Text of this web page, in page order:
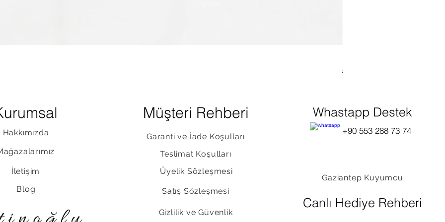
Normal Fiyat
₺15.000,00
Hakkımızda
İletişim
Blog
Müşteri Rehberi
Garanti ve İade Koşulları
Teslimat Koşulları
Üyelik Sözleşmesi
Satış Sözleşmesi
Gizlilik ve Güvenlik
Whastapp Destek
+90 553 288 73 74
Gaziantep Kuyumcu
Canlı Hediye Rehberi